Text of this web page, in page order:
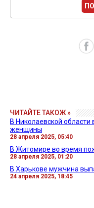
ЧИТАЙТЕ ТАКОЖ »
В Николаевской
женщины
28 апреля 2025, 05:40
В Житомире во время
28 апреля 2025, 01:20
В Харькове мужчина
24 апреля 2025, 18:45